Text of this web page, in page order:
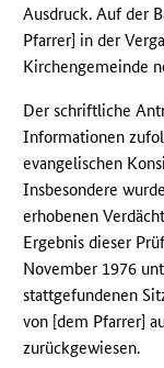
Ausdruck. Auf der
Pfarrer] in der
Kirchengemeinde
Der schriftliche
Informationen
evangelischen
Insbesondere
erhobenen
Ergebnis dieser
November 1976
stattgefundenen
von [dem Pfarrer]
zurückgewiesen.